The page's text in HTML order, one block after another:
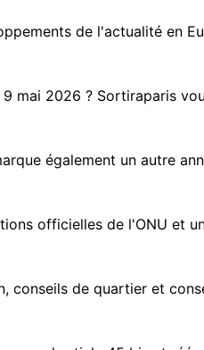
de l'actualité en
mai 2026 ? Sortiraparis
également un autre
officielles de l'ONU et
conseils de quartier et